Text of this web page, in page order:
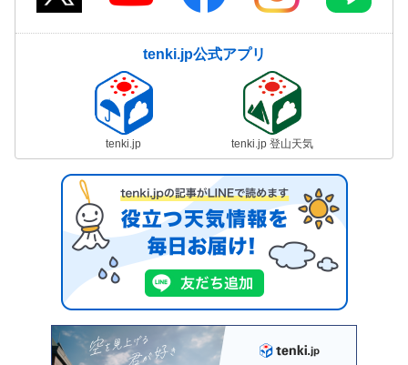
tenki.jp公式アプリ
tenki.jp tenki.jp 登山天気